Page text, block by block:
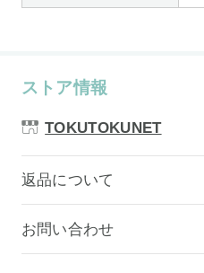
ストア情報
TOKUTOKUNET
返品について
お問い合わせ